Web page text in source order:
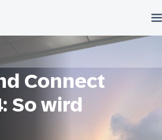
Connect
So wird